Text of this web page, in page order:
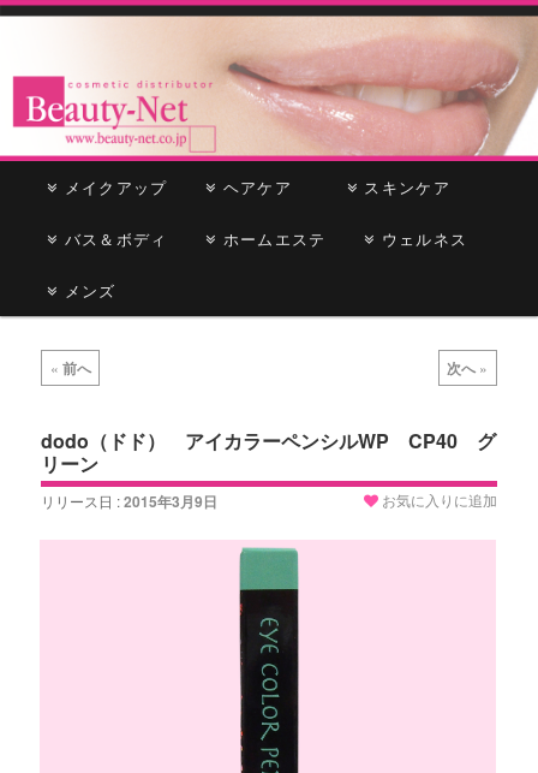
Beauty-Net
cosmetic distributor
ー
メ
イ
ン
テ
ン
サ
ブ
コ
ン
ツ
メイクアップ ヘアケア スキンケア
バス＆ボディ ホームエステ ウェルネス
メンズ
稿
ビ
ゲ
ー
シ
ョ
« 前へ 次へ »
dodo（ドド） アイカラーペンシルWP CP40 グ
リーン
リリース日 :2015年3月9日 お気に入りに追加